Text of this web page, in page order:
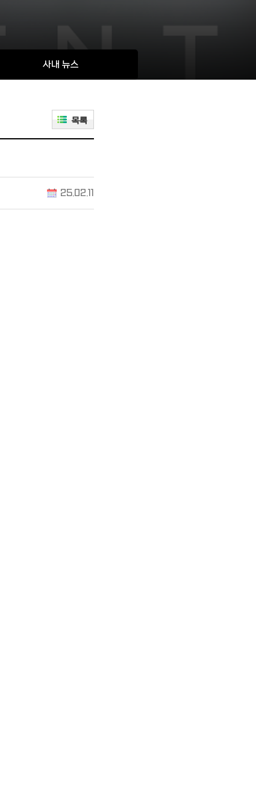
사내 뉴스
목록
25.02.11